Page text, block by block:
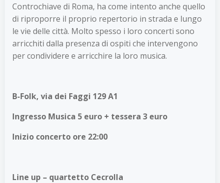
Controchiave di Roma, ha come intento anche quello
di riproporre il proprio repertorio in strada e lungo
le vie delle città. Molto spesso i loro concerti sono
arricchiti dalla presenza di ospiti che intervengono
per condividere e arricchire la loro musica.
B-Folk, via dei Faggi 129 A1
Ingresso Musica 5 euro + tessera 3 euro
Inizio concerto ore 22:00
Line up – quartetto Cecrolla